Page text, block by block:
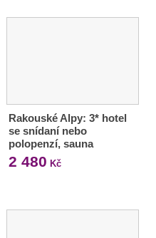
Rakouské Alpy: 3* hotel
se snídaní nebo
polopenzí, sauna
2 480 Kč